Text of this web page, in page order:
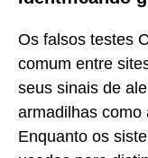
Os falsos testes
comum entre
seus sinais de
armadilhas como
Enquanto os